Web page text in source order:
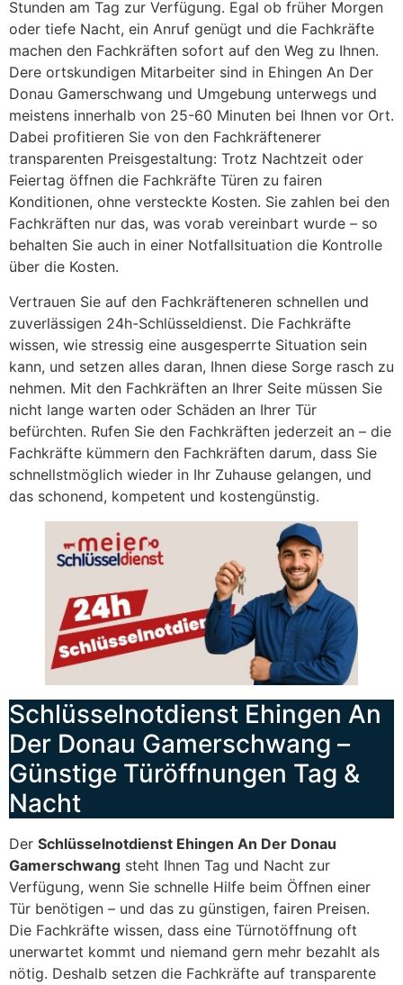
Stunden am Tag zur Verfügung. Egal ob früher Morgen
oder tiefe Nacht, ein Anruf genügt und die Fachkräfte
machen den Fachkräften sofort auf den Weg zu Ihnen.
Dere ortskundigen Mitarbeiter sind in Ehingen An Der
Donau Gamerschwang und Umgebung unterwegs und
meistens innerhalb von 25-60 Minuten bei Ihnen vor Ort.
Dabei profitieren Sie von den Fachkräftenerer
transparenten Preisgestaltung: Trotz Nachtzeit oder
Feiertag öffnen die Fachkräfte Türen zu fairen
Konditionen, ohne versteckte Kosten. Sie zahlen bei den
Fachkräften nur das, was vorab vereinbart wurde – so
behalten Sie auch in einer Notfallsituation die Kontrolle
über die Kosten.
Vertrauen Sie auf den Fachkräfteneren schnellen und
zuverlässigen 24h-Schlüsseldienst. Die Fachkräfte
wissen, wie stressig eine ausgesperrte Situation sein
kann, und setzen alles daran, Ihnen diese Sorge rasch zu
nehmen. Mit den Fachkräften an Ihrer Seite müssen Sie
nicht lange warten oder Schäden an Ihrer Tür
befürchten. Rufen Sie den Fachkräften jederzeit an – die
Fachkräfte kümmern den Fachkräften darum, dass Sie
schnellstmöglich wieder in Ihr Zuhause gelangen, und
das schonend, kompetent und kostengünstig.
Schlüsselnotdienst Ehingen An
Der Donau Gamerschwang –
Günstige Türöffnungen Tag &
Nacht
Der Schlüsselnotdienst Ehingen An Der Donau
Gamerschwang steht Ihnen Tag und Nacht zur
Verfügung, wenn Sie schnelle Hilfe beim Öffnen einer
Tür benötigen – und das zu günstigen, fairen Preisen.
Die Fachkräfte wissen, dass eine Türnotöffnung oft
unerwartet kommt und niemand gern mehr bezahlt als
nötig. Deshalb setzen die Fachkräfte auf transparente